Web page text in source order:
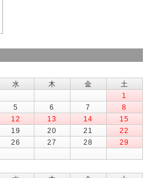
水 木 金
土
1
5 6 7
8
12 13 14
15
19 20 21
22
26 27 28
29